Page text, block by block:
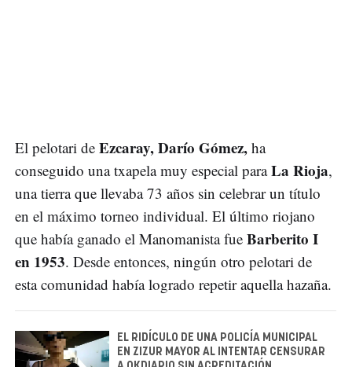
El pelotari de Ezcaray, Darío Gómez, ha
conseguido una txapela muy especial paraLa Rioja,
una tierra que llevaba 73 años sin celebrar un título
en el máximo torneo individual. El último riojano
que había ganado el Manomanista fue Barberito I
en 1953. Desde entonces, ningún otro pelotari de
esta comunidad había logrado repetir aquella hazaña.
EL RIDÍCULO DE UNA POLICÍA MUNICIPAL
EN ZIZUR MAYOR AL INTENTAR CENSURAR